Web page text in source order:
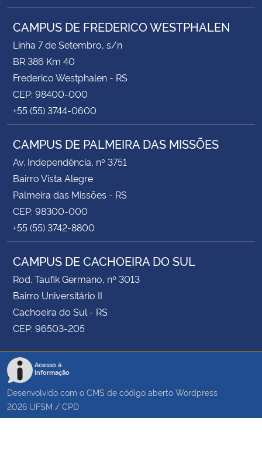
CAMPUS DE FREDERICO WESTPHALEN
Linha 7 de Setembro, s/n
BR 386 Km 40
Frederico Westphalen - RS
CEP: 98400-000
+55 (55) 3744-0600
CAMPUS DE PALMEIRA DAS MISSÕES
Av. Independência, nº 3751
Bairro Vista Alegre
Palmeira das Missões - RS
CEP: 98300-000
+55 (55) 3742-8800
CAMPUS DE CACHOEIRA DO SUL
Rod. Taufik Germano, nº 3013
Bairro Universitário II
Cachoeira do Sul - RS
CEP: 96503-205
Acesso à
Informação
Desenvolvido com o CMS de código aberto Wordpress
2026 UFSM / CPD